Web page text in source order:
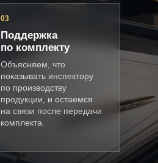
03
Поддержка
по комплекту
Объясняем, что
показывать инспектору
по производству
продукции, и остаемся
на связи после передачи
комплекта.